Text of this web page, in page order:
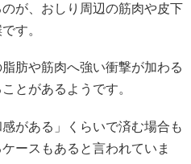
が、おしり周辺の筋肉や皮下
す。
肪や筋肉へ強い衝撃が加わる
とがあるようです。
がある」くらいで済む場合も
ースもあると言われていま